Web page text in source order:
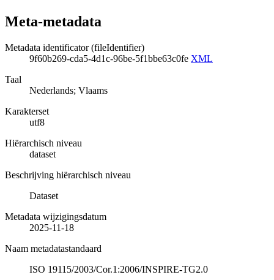
Meta-metadata
Metadata identificator (fileIdentifier)
9f60b269-cda5-4d1c-96be-5f1bbe63c0fe XML
Taal
Nederlands; Vlaams
Karakterset
utf8
Hiërarchisch niveau
dataset
Beschrijving hiërarchisch niveau
Dataset
Metadata wijzigingsdatum
2025-11-18
Naam metadatastandaard
ISO 19115/2003/Cor.1:2006/INSPIRE-TG2.0